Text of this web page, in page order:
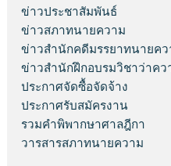
ข่าวประชาสัมพันธ์
ข่าวสภาทนายความ
ข่าวสำนักคดีมรรยาทนายคว
ข่าวสำนักฝึกอบรมวิชาว่าคว
ประกาศจัดซื้อจัดจ้าง
ประกาศรับสมัครงาน
รวมคำพิพากษาศาลฎีกา
วารสารสภาทนายความ